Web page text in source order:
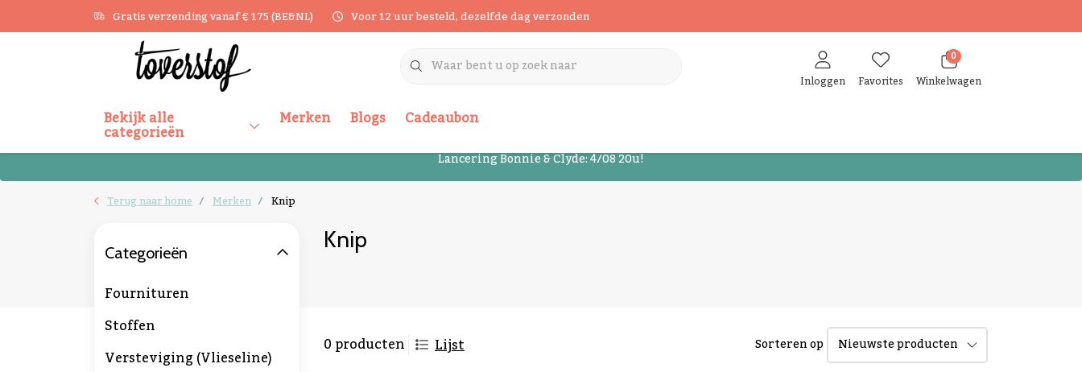
Gratis verzending vanaf € 175 (BE&NL) Voor 12 uur besteld, dezelfde dag verzonden
Inloggen Favorites
0
Winkelwagen
Bekijk alle
categorieën
Merken Blogs Cadeaubon
Lancering Bonnie & Clyde: 4/08 20u!
Terug naar home Merken Knip
Knip
0 producten Lijst Sorteren op
Categorieën
Fournituren
Stoffen
Versteviging (Vlieseline)